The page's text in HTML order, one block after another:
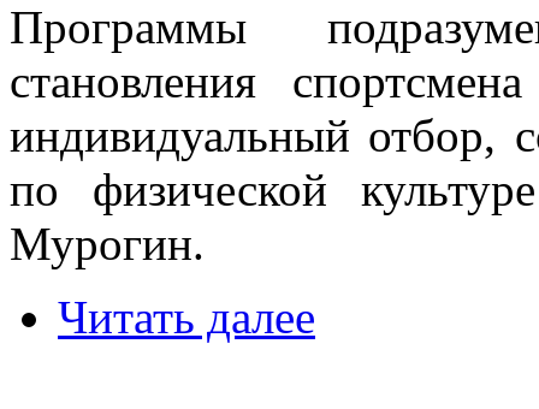
Программы
становления
индивидуальный отбор,
по физической
Мурогин.
Читать далее